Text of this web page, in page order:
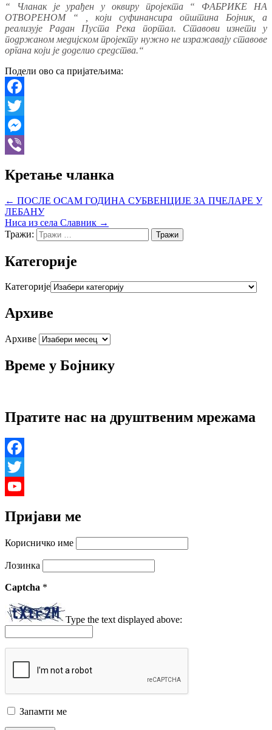
“ Чланак је урађен у оквиру пројекта “ ФАБРИКЕ НА
ОТВОРЕНОМ “ , који суфинансира општина Бојник, а
реализује Радан Пуста Река портал. Ставови изнети у
подржаном медијском пројекту нужно не изражавају ставове
органа који је доделио средства.“
Подели ово са пријатељима:
Facebook
Twitter
Messenger
Кретање чланка
← ПОСЛЕ ОСАМ ГОДИНА СУБВЕНЦИЈЕ ЗА ПЧЕЛАРЕ У
ЛЕБАНУ
Ниса из села Славник →
Тражи:
Категорије
Категорије
Архиве
Архиве
Време у Бојнику
Пратите нас на друштвеним мрежама
Facebook
Twitter
Channel
Пријави ме
Корисничко име
Лозинка
Captcha *
Type the text displayed above:
Запамти ме